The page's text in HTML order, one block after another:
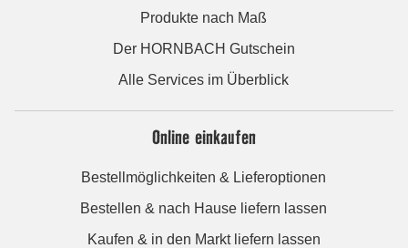
Produkte nach Maß
Der HORNBACH Gutschein
Alle Services im Überblick
Online einkaufen
Bestellmöglichkeiten & Lieferoptionen
Bestellen & nach Hause liefern lassen
Kaufen & in den Markt liefern lassen